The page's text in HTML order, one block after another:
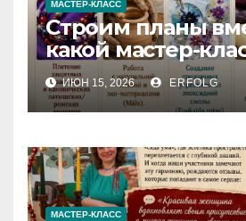
МАСТЕР-КЛАСС
Строим планы
какой мастер-
выберете именно
ИЮН 15, 2026 ERFOLG
МАСТЕР-КЛАСС